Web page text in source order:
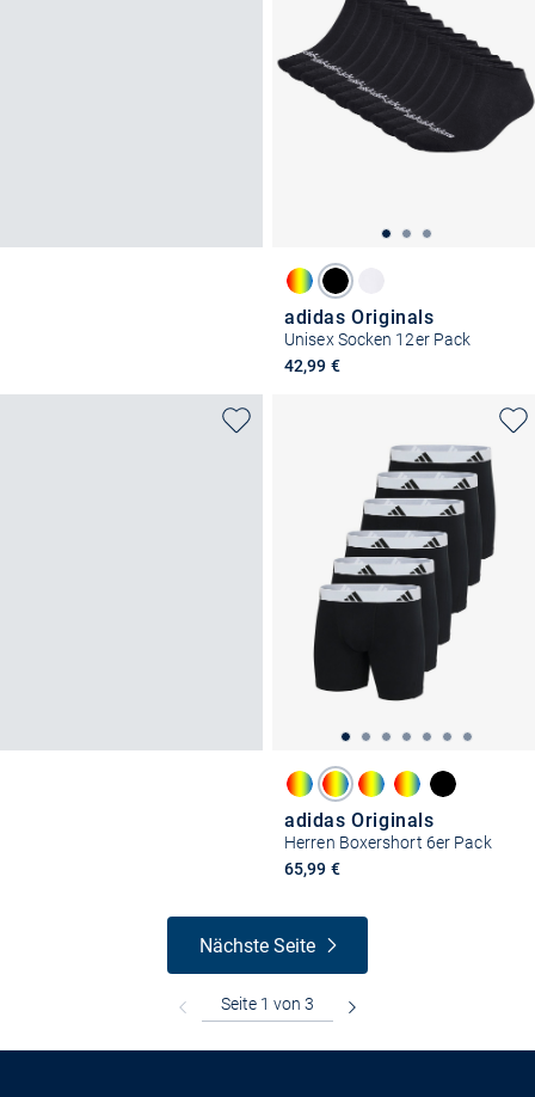
adidas Originals
Unisex Socken 12er Pack
42,99 €
adidas Originals
Herren Boxershort 6er Pack
65,99 €
Nächste Seite